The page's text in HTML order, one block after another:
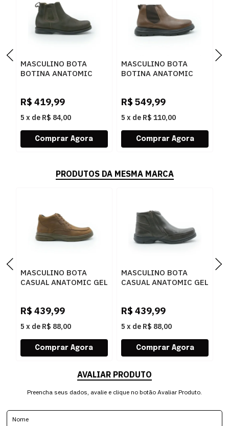
MASCULINO BOTA
BOTINA ANATOMIC
R$ 419,99
5 x de R$ 84,00
MASCULINO BOTA
BOTINA ANATOMIC
R$ 549,99
5 x de R$ 110,00
PRODUTOS DA MESMA MARCA
MASCULINO BOTA
CASUAL ANATOMIC GEL
R$ 439,99
5 x de R$ 88,00
MASCULINO BOTA
CASUAL ANATOMIC GEL
R$ 439,99
5 x de R$ 88,00
AVALIAR PRODUTO
Preencha seus dados, avalie e clique no botão Avaliar Produto.